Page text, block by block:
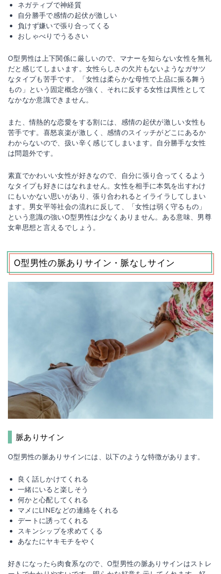
ネガティブで神経質
自分勝手で感情の起伏が激しい
負けず嫌いで張り合ってくる
おしゃべりでうるさい
O型男性は上下関係に厳しいので、マナーを知らない女性を無礼
だと感じてしまいます。女性らしさの欠片もないようなガサツ
なタイプも苦手です。「女性は柔らかな母性で上品に振る舞う
もの」という固定概念が強く、それに反する女性は異性として
なかなか意識できません。
また、情熱的な恋愛をする割には、感情の起伏が激しい女性も
苦手です。喜怒哀楽が激しく、感情のスイッチがどこにあるか
わからないので、扱い辛く感じてしまいます。自分勝手な女性
は問題外です。
素直でかわいい女性が好きなので、自分に張り合ってくるよう
なタイプも好きにはなれません。女性を相手に本気を出すわけ
にもいかない思いがあり、張り合われるとイライラしてしまい
ます。男女平等社会の流れに反して、「女性は弱く守るもの」
という意識の強いO型男性は少なくありません。ある意味、男尊
女卑思想と言えるでしょう。
O型男性の脈ありサイン・脈なしサイン
脈ありサイン
O型男性の脈ありサインには、以下のような特徴があります。
良く話しかけてくれる
一緒にいると楽しそう
何かと心配してくれる
マメにLINEなどの連絡をくれる
デートに誘ってくれる
スキンシップを求めてくる
あなたにヤキモチをやく
好きになったら肉食系なので、O型男性の脈ありサインはストレ